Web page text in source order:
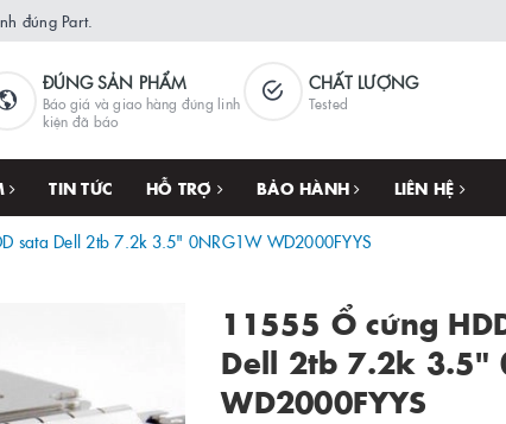
đúng Part.
ĐÚNG SẢN PHẨM
Báo giá và giao hàng đúng linh
kiện đã báo
CHẤT LƯỢNG
Tested
TIN TỨC HỖ TRỢ BẢO HÀNH LIÊN HỆ
sata Dell 2tb 7.2k 3.5" 0NRG1W WD2000FYYS
11555 Ổ cứng
Dell 2tb 7.2k 3.5"
WD2000FYYS